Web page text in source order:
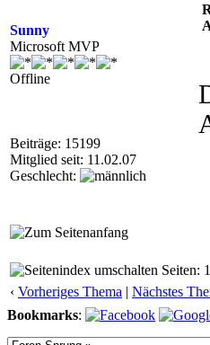
Sunny
Microsoft MVP
Offline
Beiträge: 15199
Mitglied seit: 11.02.07
Geschlecht:
Seiten: 1
‹ Vorheriges Thema | Nächstes
Bookmarks: